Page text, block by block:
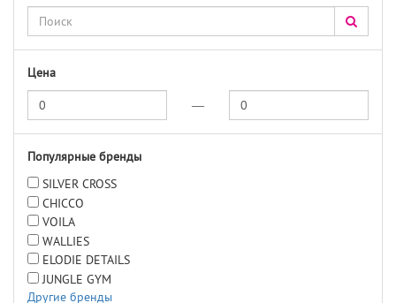
Цена
—
Популярные бренды
SILVER CROSS
CHICCO
VOILA
WALLIES
ELODIE DETAILS
JUNGLE GYM
Другие бренды